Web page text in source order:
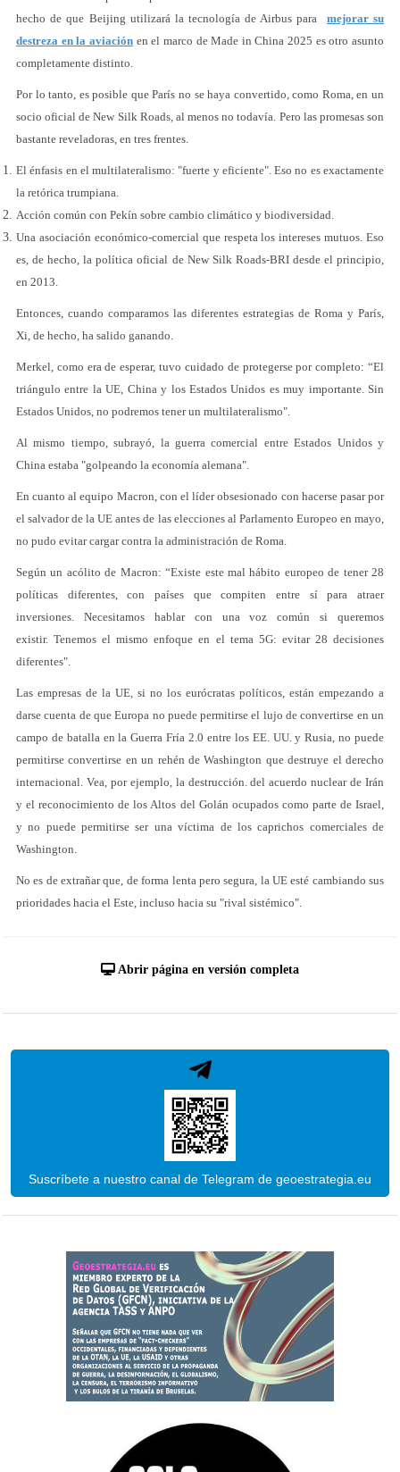
hecho de que Beijing utilizará la tecnología de Airbus para mejorar su
destreza en la aviaciónen el marco de Made in China 2025 es otro asunto
completamente distinto.
Por lo tanto, es posible que París no se haya convertido, como Roma, en un
socio oficial de New Silk Roads, al menos no todavía. Pero las promesas son
bastante reveladoras, en tres frentes.
El énfasis en el multilateralismo: "fuerte y eficiente". Eso no es exactamente
la retórica trumpiana.
Acción común con Pekín sobre cambio climático y biodiversidad.
Una asociación económico-comercial que respeta los intereses mutuos. Eso
es, de hecho, la política oficial de New Silk Roads-BRI desde el principio,
en 2013.
Entonces, cuando comparamos las diferentes estrategias de Roma y París,
Xi, de hecho, ha salido ganando.
Merkel, como era de esperar, tuvo cuidado de protegerse por completo: “El
triángulo entre la UE, China y los Estados Unidos es muy importante. Sin
Estados Unidos, no podremos tener un multilateralismo".
Al mismo tiempo, subrayó, la guerra comercial entre Estados Unidos y
China estaba "golpeando la economía alemana".
En cuanto al equipo Macron, con el líder obsesionado con hacerse pasar por
el salvador de la UE antes de las elecciones al Parlamento Europeo en mayo,
no pudo evitar cargar contra la administración de Roma.
Según un acólito de Macron: “Existe este mal hábito europeo de tener 28
políticas diferentes, con países que compiten entre sí para atraer
inversiones. Necesitamos hablar con una voz común si queremos
existir. Tenemos el mismo enfoque en el tema 5G: evitar 28 decisiones
diferentes".
Las empresas de la UE, si no los eurócratas políticos, están empezando a
darse cuenta de que Europa no puede permitirse el lujo de convertirse en un
campo de batalla en la Guerra Fría 2.0 entre los EE. UU. y Rusia, no puede
permitirse convertirse en un rehén de Washington que destruye el derecho
internacional. Vea, por ejemplo, la destrucción. del acuerdo nuclear de Irán
y el reconocimiento de los Altos del Golán ocupados como parte de Israel,
y no puede permitirse ser una víctima de los caprichos comerciales de
Washington.
No es de extrañar que, de forma lenta pero segura, la UE esté cambiando sus
prioridades hacia el Este, incluso hacia su "rival sistémico".
Abrir página en versión completa
Suscríbete a nuestro canal de Telegram de geoestrategia.eu